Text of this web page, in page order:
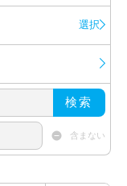
選択
検索
含まない